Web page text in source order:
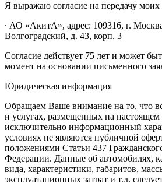
Я выражаю согласие на передачу
∙ АО «АкитА», адрес: 109316, г.
Волгоградский, д. 43, корп. 3
Согласие действует 75 лет и может
момент на основании письменного
Юридическая информация
Обращаем Ваше внимание на то, что
и услугах, размещенных на настоящем
исключительно информационный
условиях не являются публичной
положениями Статьи 437
Федерации. Данные об автомобилях,
вида, характеристики, габаритов,
эксплуатационных затрат и т.д.